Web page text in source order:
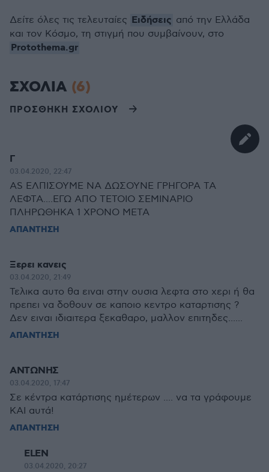
Δείτε όλες τις τελευταίες Ειδήσεις από την Ελλάδα
και τον Κόσμο, τη στιγμή που συμβαίνουν, στο
Protothema.gr
ΣΧΟΛΙΑ (6)
ΠΡΟΣΘΗΚΗ ΣΧΟΛΙΟΥ
Γ
03.04.2020, 22:47
AS ΕΛΠΙΣΟΥΜΕ ΝΑ ΔΩΣΟΥΝΕ ΓΡΗΓΟΡΑ ΤΑ
ΛΕΦΤΑ....ΕΓΩ ΑΠΟ ΤΕΤΟΙΟ ΣΕΜΙΝΑΡΙΟ
ΠΛΗΡΩΘΗΚΑ 1 ΧΡΟΝΟ ΜΕΤΑ
ΑΠΑΝΤΗΣΗ
Ξερει κανεις
03.04.2020, 21:49
Τελικα αυτο θα ειναι στην ουσια λεφτα στο χερι ή θα
πρεπει να δοθουν σε καποιο κεντρο καταρτισης ?
Δεν ειναι ιδιαιτερα ξεκαθαρο, μαλλον επιτηδες......
ΑΠΑΝΤΗΣΗ
ΑΝΤΩΝΗΣ
03.04.2020, 17:47
Σε κέντρα κατάρτισης ημέτερων .... να τα γράφουμε
ΚΑΙ αυτά!
ΑΠΑΝΤΗΣΗ
ELEN
03.04.2020, 20:27